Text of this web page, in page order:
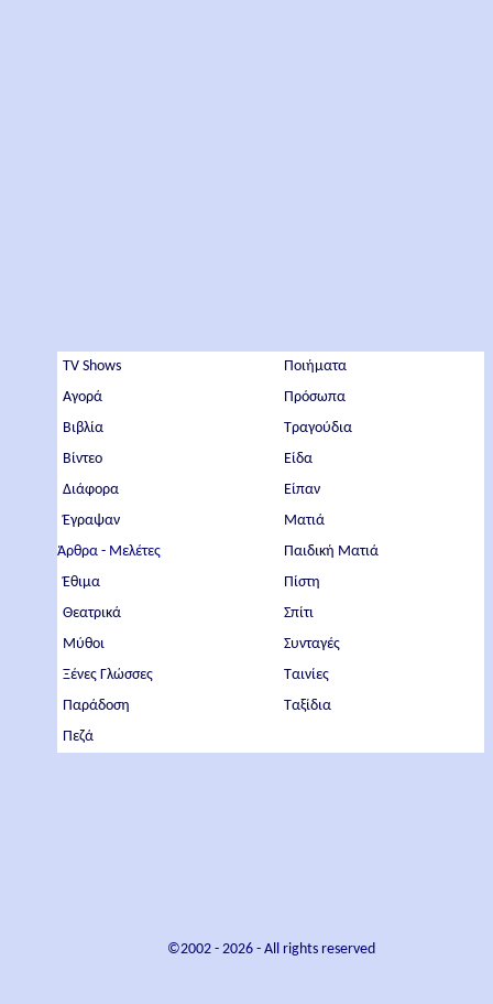
TV Shows
Αγορά
Βιβλία
Βίντεο
Διάφορα
Έγραψαν
Άρθρα - Μελέτες
Έθιμα
Θεατρικά
Μύθοι
Ξένες Γλώσσες
Παράδοση
Πεζά
Ποιήματα
Πρόσωπα
Τραγούδια
Είδα
Είπαν
Ματιά
Παιδική Ματιά
Πίστη
Σπίτι
Συνταγές
Ταινίες
Ταξίδια
©2002 - 2026- All rights reserved